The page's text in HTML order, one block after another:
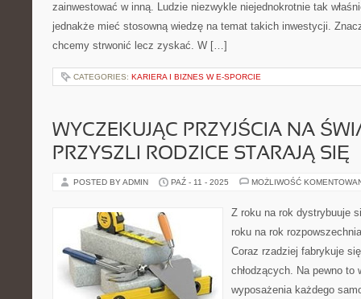
zainwestować w inną. Ludzie niezwykle niejednokrotnie tak
jednakże mieć stosowną wiedzę na temat takich inwestycji.
chcemy strwonić lecz zyskać. W […]
CATEGORIES: KARIERA I BIZNES W E-SPORCIE
WYCZEKUJĄC PRZYJŚCIA NA
PRZYSZLI RODZICE STARAJĄ SIĘ
POSTED BY ADMIN PAŹ - 11 - 2025 MOŻLIWOŚĆ
Z roku na rok dystrybuuje
roku na rok
Coraz rzadziej fabrykuje
chłodzących. Na pewno to
wyposażenia każdego